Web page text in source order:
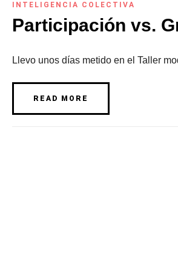
INTELIGENCIA COLECTIVA
Participación vs.
Llevo unos días metido en el Taller
READ MORE